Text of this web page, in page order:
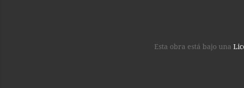
Esta obra está bajo una